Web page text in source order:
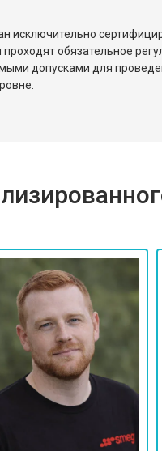
исключительно
обязательное
допусками для